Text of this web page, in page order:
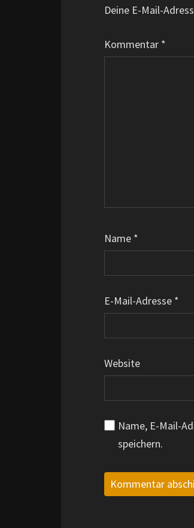
Deine E-Mail-
Kommentar *
Name *
E-Mail-Adresse *
Website
Name, E-Mail-
speichern.